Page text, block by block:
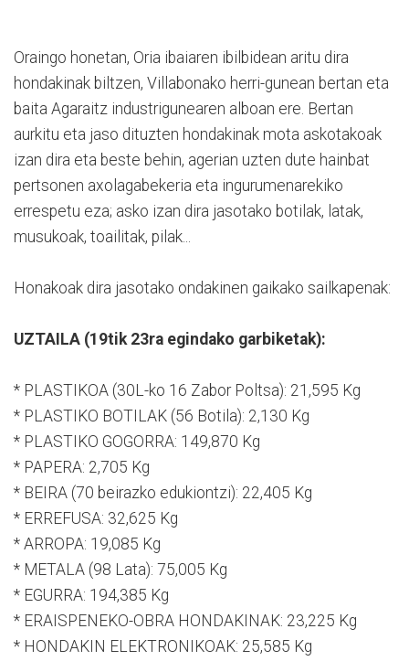
Oraingo honetan, Oria ibaiaren ibilbidean aritu dira
hondakinak biltzen, Villabonako herri-gunean bertan eta
baita Agaraitz industrigunearen alboan ere. Bertan
aurkitu eta jaso dituzten hondakinak mota askotakoak
izan dira eta beste behin, agerian uzten dute hainbat
pertsonen axolagabekeria eta ingurumenarekiko
errespetu eza; asko izan dira jasotako botilak, latak,
musukoak, toailitak, pilak...
Honakoak dira jasotako ondakinen gaikako sailkapenak:
UZTAILA (19tik 23ra egindako garbiketak):
* PLASTIKOA (30L-ko 16 Zabor Poltsa): 21,595 Kg
* PLASTIKO BOTILAK (56 Botila): 2,130 Kg
* PLASTIKO GOGORRA: 149,870 Kg
* PAPERA: 2,705 Kg
* BEIRA (70 beirazko edukiontzi): 22,405 Kg
* ERREFUSA: 32,625 Kg
* ARROPA: 19,085 Kg
* METALA (98 Lata): 75,005 Kg
* EGURRA: 194,385 Kg
* ERAISPENEKO-OBRA HONDAKINAK: 23,225 Kg
* HONDAKIN ELEKTRONIKOAK: 25,585 Kg